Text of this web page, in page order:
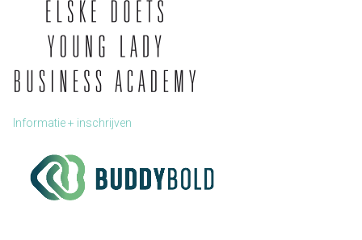
Informatie + inschrijven